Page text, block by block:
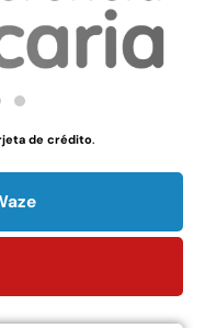
de crédito.
Leer más